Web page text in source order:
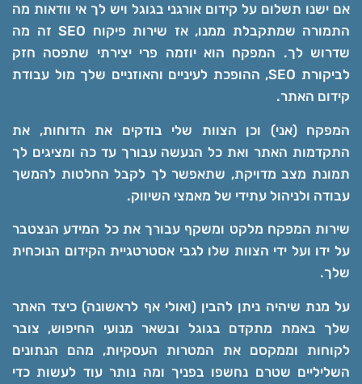
אם ישנו תשלום על קידום אורגני בגוגל ויש לך אי וודאות מה
התמורה שמתקבלת ממנו, אז שירות פיקוח SEO זה מה
שדרוש לך. המפקח הוא יוזמה פרי יצירתי שתפסה חזק
לביקורת SEO, ההופכת לעיניים והאוזניים שלך מול עבודת
קידום האתר.
המפקח (אני) וכן הצוות שלי בודקים את הדוחות, את
התקדמות האתר ואת כל הנעשה עבורך עד כה ומציגים לך
תמונת מצב מדויקת, שתאפשר לך לקבל החלטות להמשך
עבודה ולניהול עתידי של מאמצי השיווק.
שירות המפקח מלקט ומשקף עבורך את כל המידע הנצטבר
על ידו ועל ידי הצוות שלו לגבי אסטרטגיית הקידום הנוכחית
שלך.
על מנת שיהיה ניתן להבין (ואולי אף לראשונה) כיצד האתר
שלך באמת מתקדם בגוגל ובשאר מנועי החיפוש, צובר
לקוחות וממקסם את המטרות העסקיות, מהם הנתונים
השליליים שטרם נחשפו בפניך ומה נותר עוד לעשות כדי